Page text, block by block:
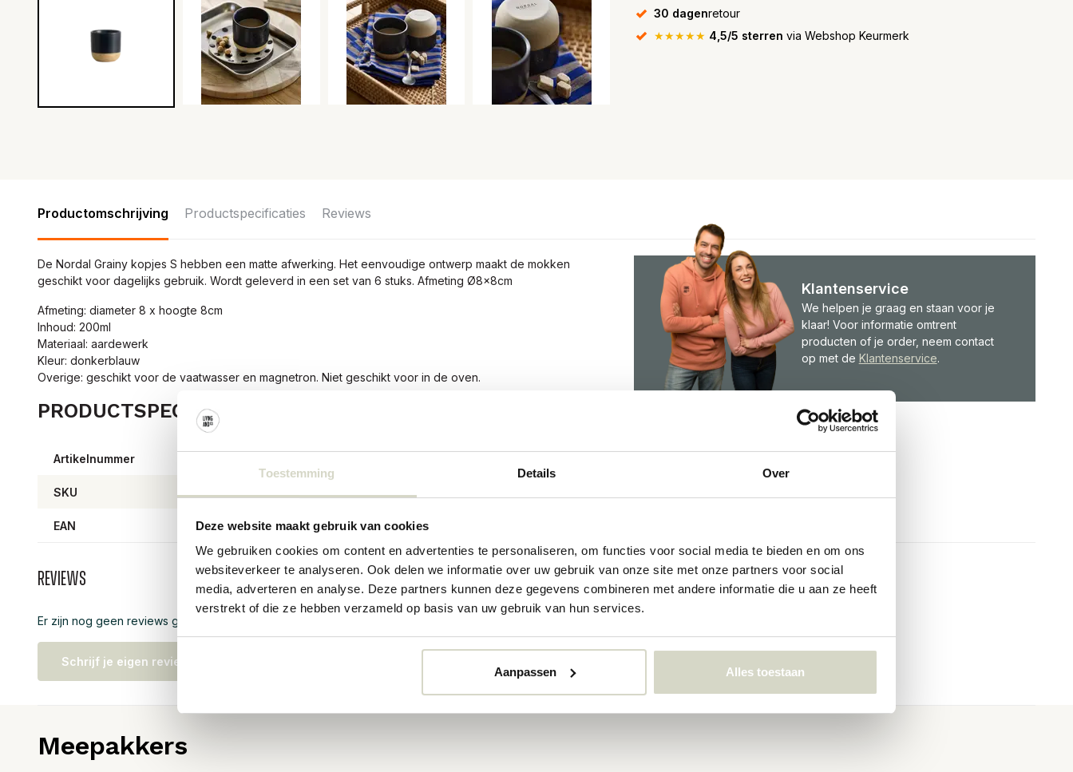
Toestemming Details Over
Deze website maakt gebruik van cookies
We gebruiken cookies om content en advertenties te personaliseren, om functies voor social media te bieden en om ons
websiteverkeer te analyseren. Ook delen we informatie over uw gebruik van onze site met onze partners voor social
media, adverteren en analyse. Deze partners kunnen deze gegevens combineren met andere informatie die u aan ze heeft
verstrekt of die ze hebben verzameld op basis van uw gebruik van hun services.
Aanpassen Alles toestaan
30 dagenretour
★★★★★ 4,5/5 sterren via Webshop Keurmerk
Productomschrijving Productspecificaties Reviews
De Nordal Grainy kopjes S hebben een matte afwerking. Het eenvoudige ontwerp maakt de mokken
geschikt voor dagelijks gebruik. Wordt geleverd in een set van 6 stuks. Afmeting Ø8x8cm
Afmeting: diameter 8 x hoogte 8cm
Inhoud: 200ml
Materiaal: aardewerk
Kleur: donkerblauw
Overige: geschikt voor de vaatwasser en magnetron. Niet geschikt voor in de oven.
PRODUCTSPECIFICATIES
Artikelnummer
SKU 57058
EAN 5708309184265
Klantenservice
We helpen je graag en staan voor je
klaar! Voor informatie omtrent
producten of je order, neem contact
op met de Klantenservice.
Reviews
Er zijn nog geen reviews geschreven over dit product..
Schrijf je eigen review
Meepakkers